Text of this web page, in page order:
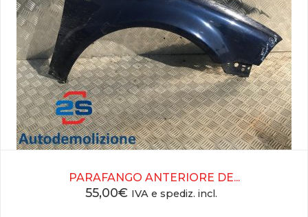
PARAFANGO ANTERIORE DE...
55,00€ IVA e spediz. incl.